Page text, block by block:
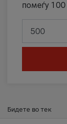
помеѓу
Бидете во тек